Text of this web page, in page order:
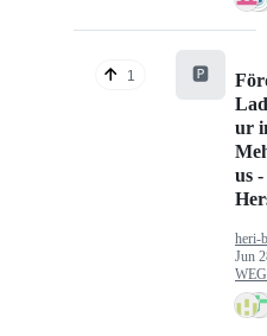
1 🅿️
ur
us -
heri-
Jun